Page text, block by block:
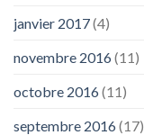
janvier 2017(4)
novembre 2016(11)
octobre 2016(11)
septembre 2016(17)